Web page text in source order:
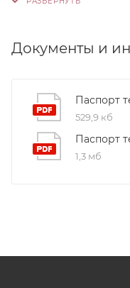
Документы и
Паспорт
529,9 кб
Паспорт
1,3 мб